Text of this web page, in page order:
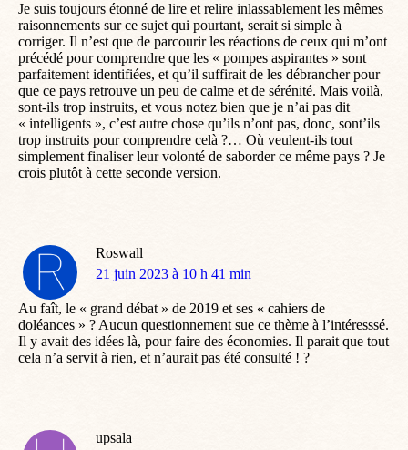
Je suis toujours étonné de lire et relire inlassablement les mêmes
raisonnements sur ce sujet qui pourtant, serait si simple à
corriger. Il n’est que de parcourir les réactions de ceux qui m’ont
précédé pour comprendre que les « pompes aspirantes » sont
parfaitement identifiées, et qu’il suffirait de les débrancher pour
que ce pays retrouve un peu de calme et de sérénité. Mais voilà,
sont-ils trop instruits, et vous notez bien que je n’ai pas dit
« intelligents », c’est autre chose qu’ils n’ont pas, donc, sont’ils
trop instruits pour comprendre celà ?… Où veulent-ils tout
simplement finaliser leur volonté de saborder ce même pays ? Je
crois plutôt à cette seconde version.
Roswall
dit
21 juin 2023 à 10 h 41 min
Au faît, le « grand débat » de 2019 et ses « cahiers de
doléances » ? Aucun questionnement sue ce thème à l’intéresssé.
Il y avait des idées là, pour faire des économies. Il parait que tout
cela n’a servit à rien, et n’aurait pas été consulté ! ?
upsala